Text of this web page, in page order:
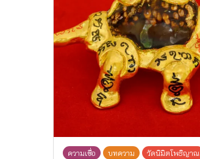
ความเชื่อ บทความ วัดนิมิตโพธิญาณ